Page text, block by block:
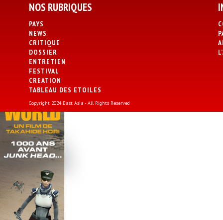
NOS RUBRIQUES
PAYS
NEWS
CRITIQUE
DOSSIER
ENTRETIEN
FESTIVAL
CREATION
TABLEAU DES ETOILES
Copyright 2024 East Asia - All Rights Reserved